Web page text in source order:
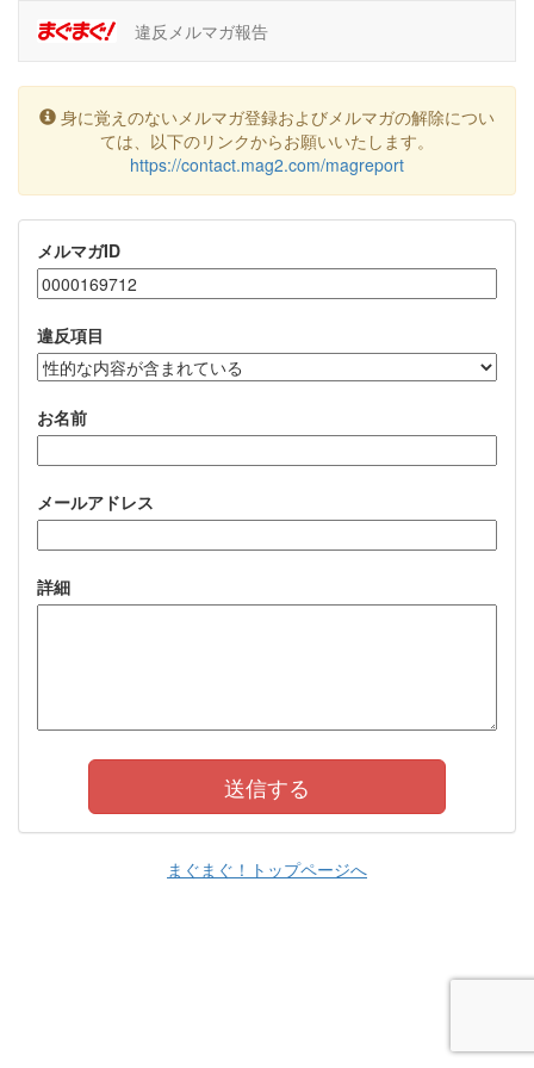
違反メルマガ報告
身に覚えのないメルマガ登録およびメルマガの解除につい
ては、以下のリンクからお願いいたします。
https://contact.mag2.com/magreport
メルマガID
違反項目
お名前
メールアドレス
詳細
まぐまぐ！トップページへ